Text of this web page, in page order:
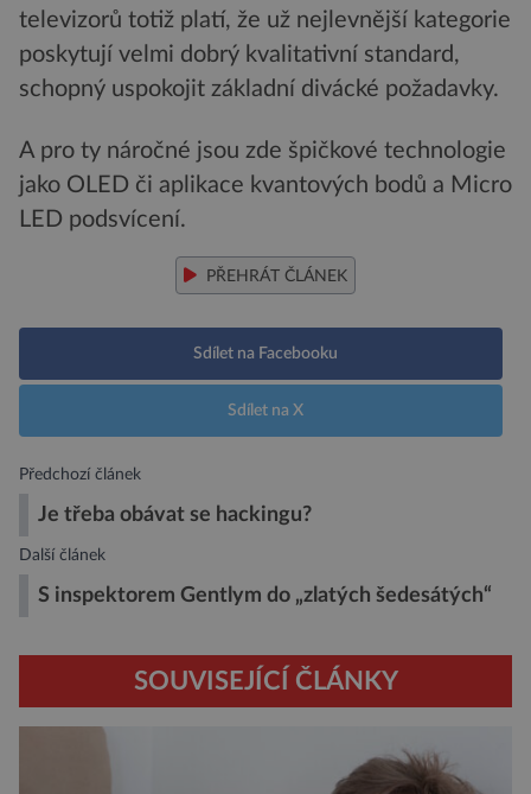
televizorů totiž platí, že už nejlevnější kategorie
poskytují velmi dobrý kvalitativní standard,
schopný uspokojit základní divácké požadavky.
A pro ty náročné jsou zde špičkové technologie
jako OLED či aplikace kvantových bodů a Micro
LED podsvícení.
PŘEHRÁT ČLÁNEK
Sdílet na Facebooku
Sdílet na X
Předchozí článek
Je třeba obávat se hackingu?
Další článek
S inspektorem Gentlym do „zlatých šedesátých“
SOUVISEJÍCÍ ČLÁNKY